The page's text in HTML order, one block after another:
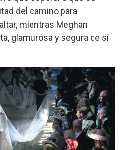
del camino para
mientras Meghan
glamurosa y segura de sí